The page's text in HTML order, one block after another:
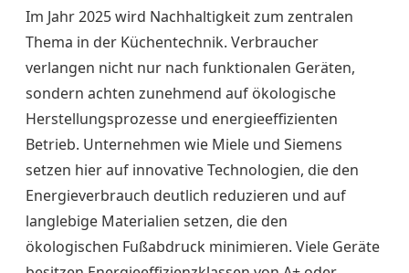
Im Jahr 2025 wird Nachhaltigkeit zum zentralen
Thema in der Küchentechnik. Verbraucher
verlangen nicht nur nach funktionalen Geräten,
sondern achten zunehmend auf ökologische
Herstellungsprozesse und energieeffizienten
Betrieb. Unternehmen wie Miele und Siemens
setzen hier auf innovative Technologien, die den
Energieverbrauch deutlich reduzieren und auf
langlebige Materialien setzen, die den
ökologischen Fußabdruck minimieren. Viele Geräte